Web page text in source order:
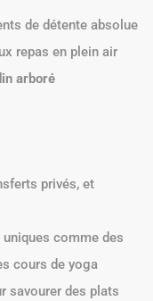
de détente absolue
repas en plein air
arboré
privés, et
uniques comme des
cours de yoga
savourer des plats